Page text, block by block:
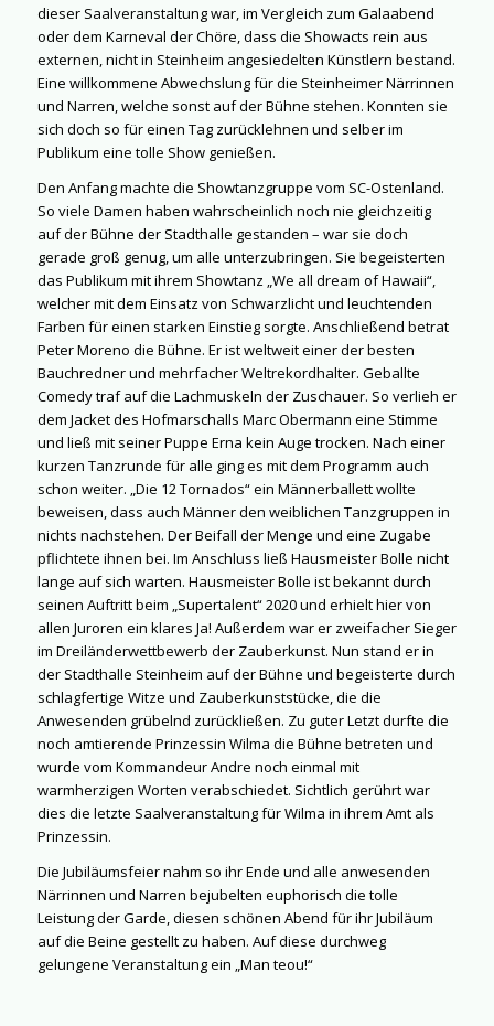
dieser Saalveranstaltung war, im Vergleich zum Galaabend
oder dem Karneval der Chöre, dass die Showacts rein aus
externen, nicht in Steinheim angesiedelten Künstlern bestand.
Eine willkommene Abwechslung für die Steinheimer Närrinnen
und Narren, welche sonst auf der Bühne stehen. Konnten sie
sich doch so für einen Tag zurücklehnen und selber im
Publikum eine tolle Show genießen.
Den Anfang machte die Showtanzgruppe vom SC-Ostenland.
So viele Damen haben wahrscheinlich noch nie gleichzeitig
auf der Bühne der Stadthalle gestanden – war sie doch
gerade groß genug, um alle unterzubringen. Sie begeisterten
das Publikum mit ihrem Showtanz „We all dream of Hawaii“,
welcher mit dem Einsatz von Schwarzlicht und leuchtenden
Farben für einen starken Einstieg sorgte. Anschließend betrat
Peter Moreno die Bühne. Er ist weltweit einer der besten
Bauchredner und mehrfacher Weltrekordhalter. Geballte
Comedy traf auf die Lachmuskeln der Zuschauer. So verlieh er
dem Jacket des Hofmarschalls Marc Obermann eine Stimme
und ließ mit seiner Puppe Erna kein Auge trocken. Nach einer
kurzen Tanzrunde für alle ging es mit dem Programm auch
schon weiter. „Die 12 Tornados“ ein Männerballett wollte
beweisen, dass auch Männer den weiblichen Tanzgruppen in
nichts nachstehen. Der Beifall der Menge und eine Zugabe
pflichtete ihnen bei. Im Anschluss ließ Hausmeister Bolle nicht
lange auf sich warten. Hausmeister Bolle ist bekannt durch
seinen Auftritt beim „Supertalent“ 2020 und erhielt hier von
allen Juroren ein klares Ja! Außerdem war er zweifacher Sieger
im Dreiländerwettbewerb der Zauberkunst. Nun stand er in
der Stadthalle Steinheim auf der Bühne und begeisterte durch
schlagfertige Witze und Zauberkunststücke, die die
Anwesenden grübelnd zurückließen. Zu guter Letzt durfte die
noch amtierende Prinzessin Wilma die Bühne betreten und
wurde vom Kommandeur Andre noch einmal mit
warmherzigen Worten verabschiedet. Sichtlich gerührt war
dies die letzte Saalveranstaltung für Wilma in ihrem Amt als
Prinzessin.
Die Jubiläumsfeier nahm so ihr Ende und alle anwesenden
Närrinnen und Narren bejubelten euphorisch die tolle
Leistung der Garde, diesen schönen Abend für ihr Jubiläum
auf die Beine gestellt zu haben. Auf diese durchweg
gelungene Veranstaltung ein „Man teou!“